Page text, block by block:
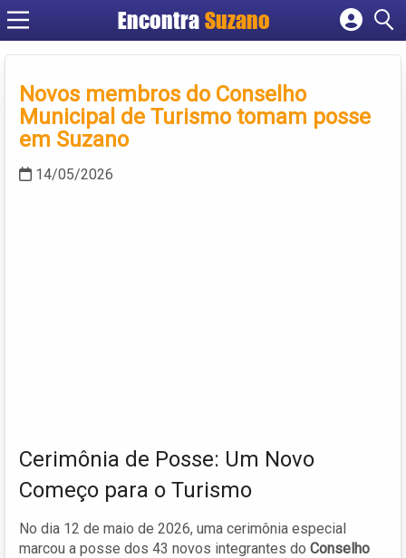
EncontraSuzano
Cadastrar empresa
Criar conta
Novos membros do Conselho
Municipal de Turismo tomam posse
em Suzano
14/05/2026
Cerimônia de Posse: Um Novo
Começo para o Turismo
No dia 12 de maio de 2026, uma cerimônia especial
marcou a posse dos 43 novos integrantes do Conselho